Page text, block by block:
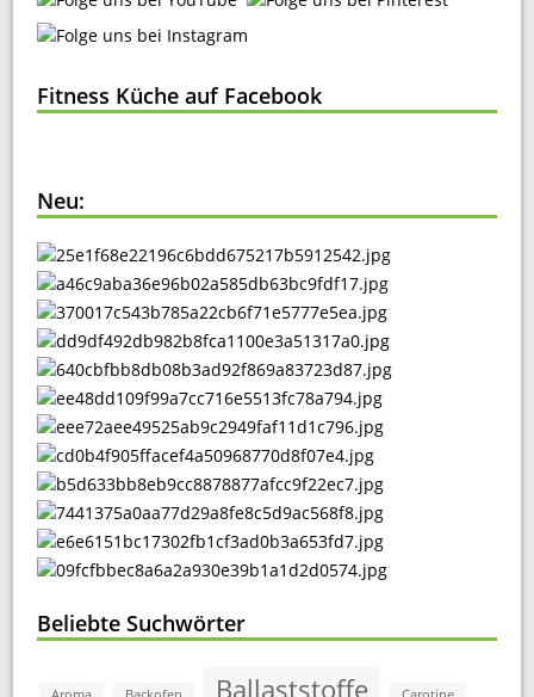
Fitness Küche auf Facebook
Neu:
Beliebte Suchwörter
Ballaststoffe